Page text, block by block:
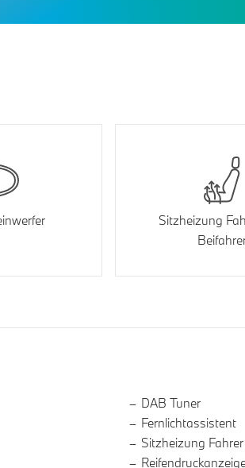
Sitzheizung
DAB Tuner
Fernlichtassistent
Sitzheizung